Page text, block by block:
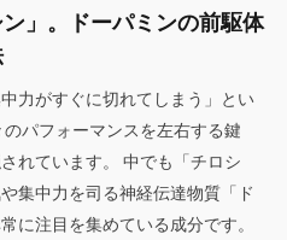
」。ドーパミンの前駆体
力がすぐに切れてしまう」とい
パフォーマンスを左右する鍵
れています。 中でも「チロシ
集中力を司る神経伝達物質「ド
に注目を集めている成分です。